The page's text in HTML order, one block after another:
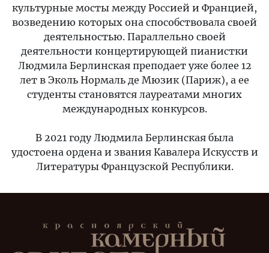
культурные мосты между Россией и Францией,
возведению которых она способствовала своей
деятельностью. Параллельно своей
деятельности концертирующей пианистки
Людмила Берлинская преподает уже более 12
лет в Эколь Нормаль де Мюзик (Париж), а ее
студенты становятся лауреатами многих
международных конкурсов.
В 2021 году Людмила Берлинская была
удостоена ордена и звания Кавалера Искусств и
Литературы Французской Республики.